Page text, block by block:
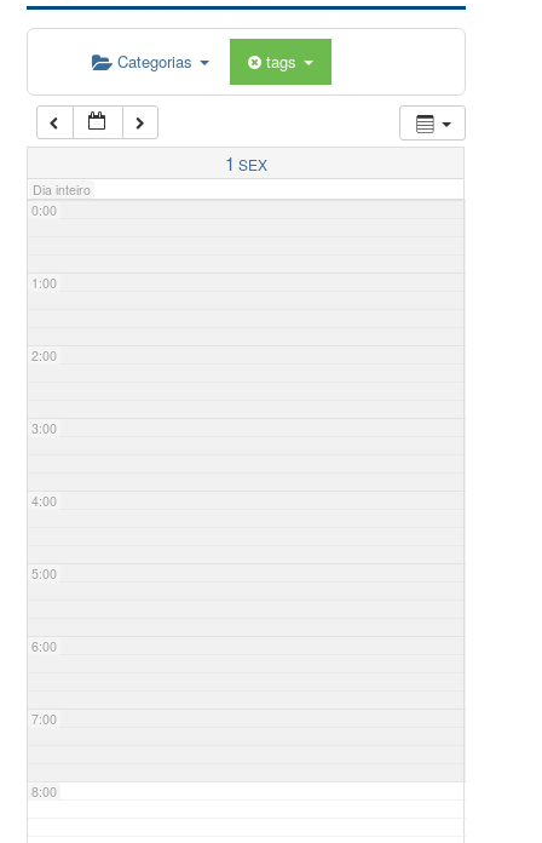
Categorias tags
1 SEX
Dia inteiro
0:00
1:00
2:00
3:00
4:00
5:00
6:00
7:00
8:00